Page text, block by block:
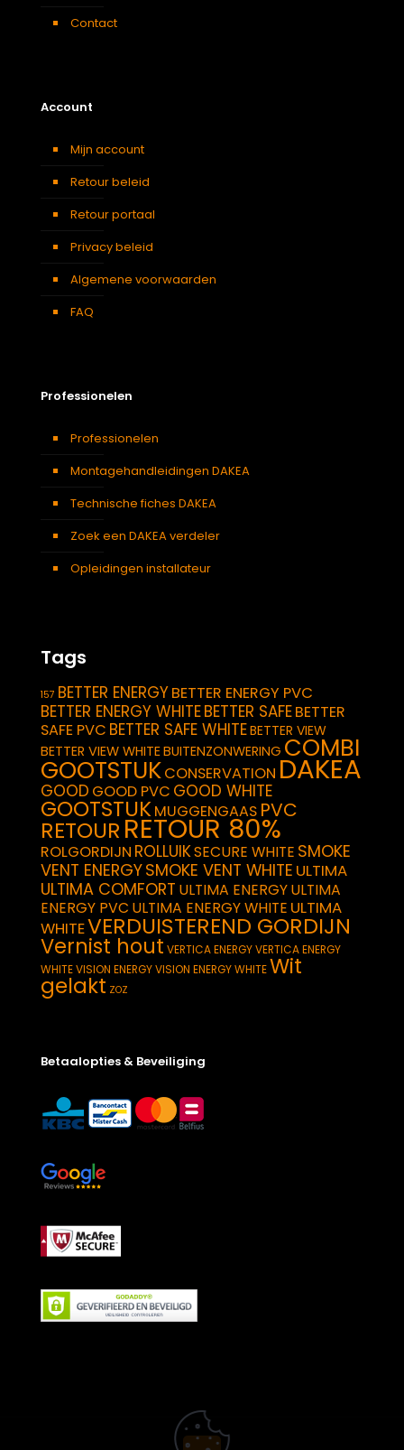
Contact
Account
Mijn account
Retour beleid
Retour portaal
Privacy beleid
Algemene voorwaarden
FAQ
Professionelen
Professionelen
Montagehandleidingen DAKEA
Technische fiches DAKEA
Zoek een DAKEA verdeler
Opleidingen installateur
Tags
157 BETTER ENERGYBETTER ENERGY PVC
BETTER ENERGY WHITEBETTER SAFEBETTER
SAFE PVC BETTER SAFE WHITEBETTER VIEW
BETTER VIEW WHITEBUITENZONWERING COMBI
GOOTSTUKCONSERVATION DAKEA
GOOD GOOD PVC GOOD WHITE
GOOTSTUKMUGGENGAAS PVC
RETOUR RETOUR 80%
ROLGORDIJN ROLLUIKSECURE WHITE SMOKE
VENT ENERGYSMOKE VENT WHITE ULTIMA
ULTIMA COMFORT ULTIMA ENERGYULTIMA
ENERGY PVC ULTIMA ENERGY WHITE ULTIMA
WHITEVERDUISTEREND GORDIJN
Vernist hout VERTICA ENERGYVERTICA ENERGY
WHITEVISION ENERGYVISION ENERGY WHITEWit
gelakt ZOZ
Betaalopties & Beveiliging